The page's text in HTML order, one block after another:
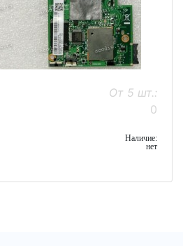
От 5 шт.:
0
Наличие:
нет